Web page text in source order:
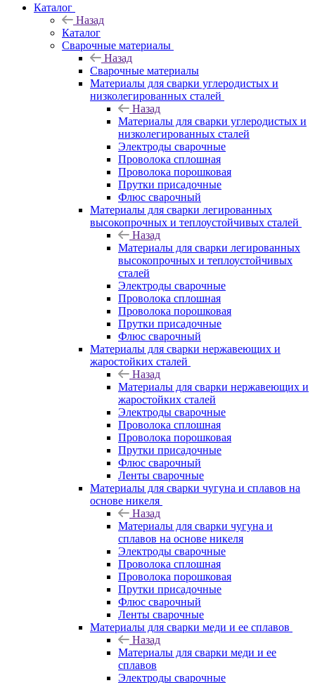
Каталог
Назад
Каталог
Сварочные материалы
Назад
Сварочные материалы
Материалы для сварки углеродистых и
низколегированных сталей
Назад
Материалы для сварки углеродистых и
низколегированных сталей
Электроды сварочные
Проволока сплошная
Проволока порошковая
Прутки присадочные
Флюс сварочный
Материалы для сварки легированных
высокопрочных и теплоустойчивых сталей
Назад
Материалы для сварки легированных
высокопрочных и теплоустойчивых
сталей
Электроды сварочные
Проволока сплошная
Проволока порошковая
Прутки присадочные
Флюс сварочный
Материалы для сварки нержавеющих и
жаростойких сталей
Назад
Материалы для сварки нержавеющих и
жаростойких сталей
Электроды сварочные
Проволока сплошная
Проволока порошковая
Прутки присадочные
Флюс сварочный
Ленты сварочные
Материалы для сварки чугуна и сплавов на
основе никеля
Назад
Материалы для сварки чугуна и
сплавов на основе никеля
Электроды сварочные
Проволока сплошная
Проволока порошковая
Прутки присадочные
Флюс сварочный
Ленты сварочные
Материалы для сварки меди и ее сплавов
Назад
Материалы для сварки меди и ее
сплавов
Электроды сварочные